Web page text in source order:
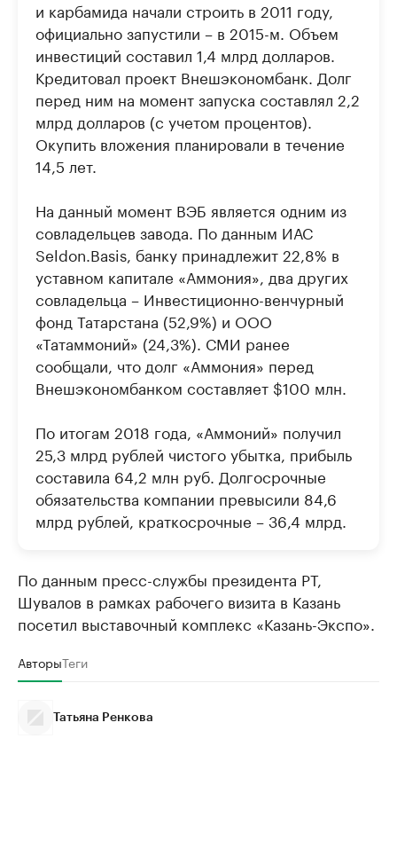
и карбамида начали строить в 2011 году,
официально запустили – в 2015-м. Объем
инвестиций составил 1,4 млрд долларов.
Кредитовал проект Внешэкономбанк. Долг
перед ним на момент запуска составлял 2,2
млрд долларов (с учетом процентов).
Окупить вложения планировали в течение
14,5 лет.
На данный момент ВЭБ является одним из
совладельцев завода. По данным ИАС
Seldon.Basis, банку принадлежит 22,8% в
уставном капитале «Аммония», два других
совладельца – Инвестиционно-венчурный
фонд Татарстана (52,9%) и ООО
«Татаммоний» (24,3%). СМИ ранее
сообщали, что долг «Аммония» перед
Внешэкономбанком составляет $100 млн.
По итогам 2018 года, «Аммоний» получил
25,3 млрд рублей чистого убытка, прибыль
составила 64,2 млн руб. Долгосрочные
обязательства компании превысили 84,6
млрд рублей, краткосрочные – 36,4 млрд.
По данным пресс-службы президента РТ,
Шувалов в рамках рабочего визита в Казань
посетил выставочный комплекс «Казань-Экспо».
АвторыТеги
Татьяна Ренкова